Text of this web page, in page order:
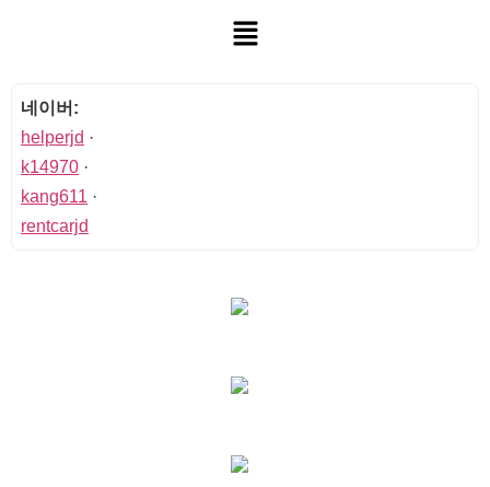
네이버:
helperjd ·
k14970 ·
kang611 ·
rentcarjd